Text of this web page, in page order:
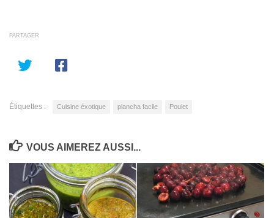
PARTAGER
Étiquettes : Cuisine éxotique plancha facile Poulet
VOUS AIMEREZ AUSSI...